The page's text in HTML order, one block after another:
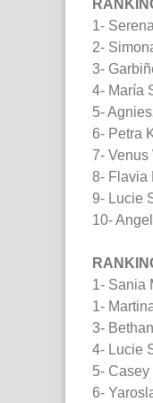
1-
2-
3-
4- María
5-
6- Petra
7- Venus
8- Flavia
9- Lucie
10-
1- Sania
1-
3-
4- Lucie
5-
6-